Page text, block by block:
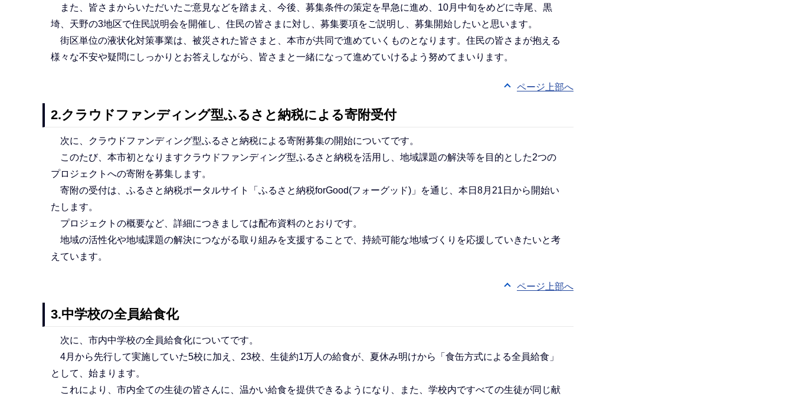
また、皆さまからいただいたご意見などを踏まえ、今後、募集条件の策定を早急に進め、10月中旬をめどに寺尾、黒
埼、天野の3地区で住民説明会を開催し、住民の皆さまに対し、募集要項をご説明し、募集開始したいと思います。
街区単位の液状化対策事業は、被災された皆さまと、本市が共同で進めていくものとなります。住民の皆さまが抱える
様々な不安や疑問にしっかりとお答えしながら、皆さまと一緒になって進めていけるよう努めてまいります。
ページ上部へ
2.クラウドファンディング型ふるさと納税による寄附受付
次に、クラウドファンディング型ふるさと納税による寄附募集の開始についてです。
このたび、本市初となりますクラウドファンディング型ふるさと納税を活用し、地域課題の解決等を目的とした2つの
プロジェクトへの寄附を募集します。
寄附の受付は、ふるさと納税ポータルサイト「ふるさと納税forGood(フォーグッド)」を通じ、本日8月21日から開始い
たします。
プロジェクトの概要など、詳細につきましては配布資料のとおりです。
地域の活性化や地域課題の解決につながる取り組みを支援することで、持続可能な地域づくりを応援していきたいと考
えています。
ページ上部へ
3.中学校の全員給食化
次に、市内中学校の全員給食化についてです。
4月から先行して実施していた5校に加え、23校、生徒約1万人の給食が、夏休み明けから「食缶方式による全員給食」
として、始まります。
これにより、市内全ての生徒の皆さんに、温かい給食を提供できるようになり、また、学校内ですべての生徒が同じ献